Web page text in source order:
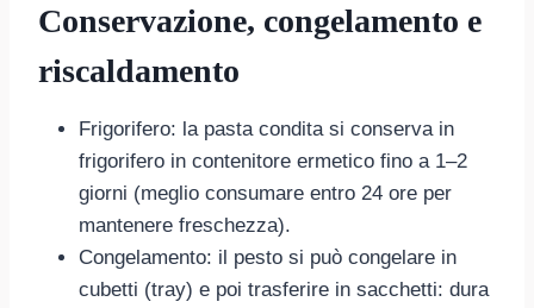
Conservazione, congelamento e
riscaldamento
Frigorifero: la pasta condita si conserva in
frigorifero in contenitore ermetico fino a 1–2
giorni (meglio consumare entro 24 ore per
mantenere freschezza).
Congelamento: il pesto si può congelare in
cubetti (tray) e poi trasferire in sacchetti: dura